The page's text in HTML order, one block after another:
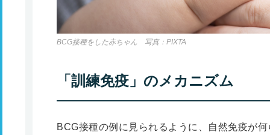
BCG接種をした赤ちゃん 写真：PIXTA
「訓練免疫」のメカニズム
BCG接種の例に見られるように、自然免疫が